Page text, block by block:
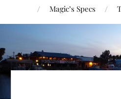
Magic’s Specs